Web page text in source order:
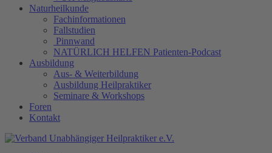
Naturheilkunde
Fachinformationen
Fallstudien
Pinnwand
NATÜRLICH HELFEN Patienten-Podcast
Ausbildung
Aus- & Weiterbildung
Ausbildung Heilpraktiker
Seminare & Workshops
Foren
Kontakt